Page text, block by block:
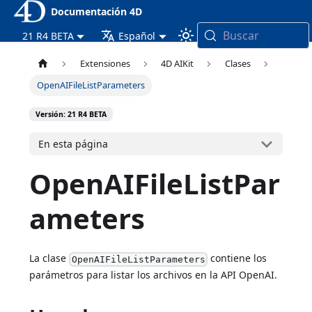
Documentación 4D
21 R4 BETA
Español Buscar
Extensiones 4D AIKit
Clases
OpenAIFileListParameters
Versión: 21 R4 BETA
En esta página
OpenAIFileListPar
ameters
La clase OpenAIFileListParameters contiene los
parámetros para listar los archivos en la API OpenAI.